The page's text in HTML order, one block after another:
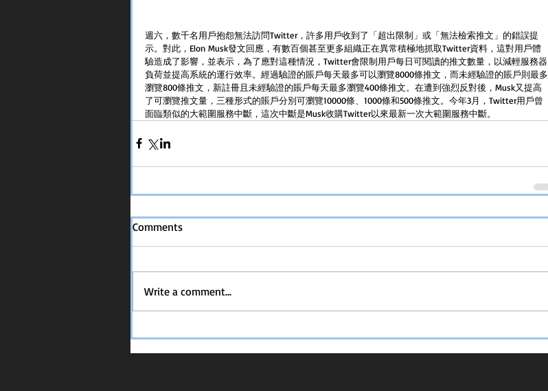
週六，數千名用戶抱怨無法訪問Twitter，許多用戶收到了「超出限制」或「無法檢索推文」的錯誤提
示。對此，Elon Musk發文回應，有數百個甚至更多組織正在異常積極地抓取Twitter資料，這對用戶體
驗造成了影響，並表示，為了應對這種情況，Twitter會限制用戶每日可閱讀的推文數量，以減輕服務器
負荷並提高系統的運行效率。經過驗證的賬戶每天最多可以瀏覽8000條推文，而未經驗證的賬戶則最多
瀏覽800條推文，新註冊且未經驗證的賬戶每天最多瀏覽400條推文。在遭到強烈反對後，Musk又提高
了可瀏覽推文量，三種形式的賬戶分別可瀏覽10000條、1000條和500條推文。今年3月，Twitter用戶曾
面臨類似的大範圍服務中斷，這次中斷是Musk收購Twitter以來最新一次大範圍服務中斷。
Comments
Write a comment...